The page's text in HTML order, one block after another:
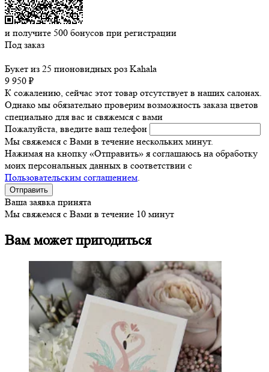
и получите 500 бонусов при регистрации
Под заказ
Букет из 25 пионовидных роз Kahala
9 950 ₽
К сожалению, сейчас этот товар отсутствует в наших салонах.
Однако мы обязательно проверим возможность заказа цветов
специально для вас и свяжемся с вами
Пожалуйста, введите ваш телефон
Мы свяжемся с Вами в течение нескольких минут.
Нажимая на кнопку «Отправить» я соглашаюсь на обработку
моих персональных данных в соответствии с
Пользовательским соглашением.
Ваша заявка принята
Мы свяжемся с Вами в течение 10 минут
Вам может пригодиться